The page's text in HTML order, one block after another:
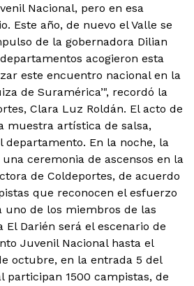
Nacional, pero en esa
Este año, de nuevo el Valle se
de la gobernadora Dilian
acogieron esta
este encuentro nacional en la
de Suramérica’", recordó la
Clara Luz Roldán. El acto de
muestra artística de salsa,
En la noche, la
ceremonia de ascensos en la
de Coldeportes, de acuerdo
que reconocen el esfuerzo
uno de los miembros de las
El Darién será el escenario de
Juvenil Nacional hasta el
octubre, en la entrada 5 del
participan 1500 campistas, de